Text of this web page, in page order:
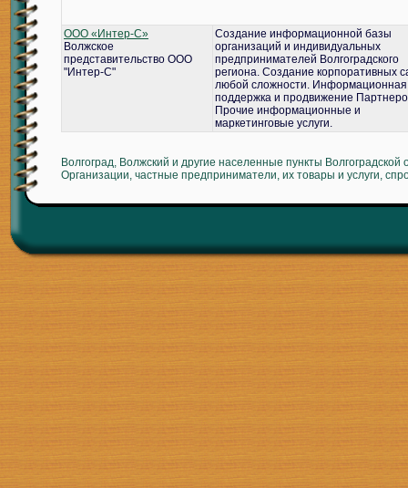
ООО «Интер-С»
Волжское
представительство ООО
"Интер-С"
Создание информационной базы
организаций и индивидуальных
предпринимателей Волгоградского
региона. Создание корпоративных
любой сложности. Информационная
поддержка и продвижение
Прочие информационные и
маркетинговые услуги.
Волгоград, Волжский и другие населенные пункты Волгоградской
Организации, частные предприниматели, их товары и услуги,